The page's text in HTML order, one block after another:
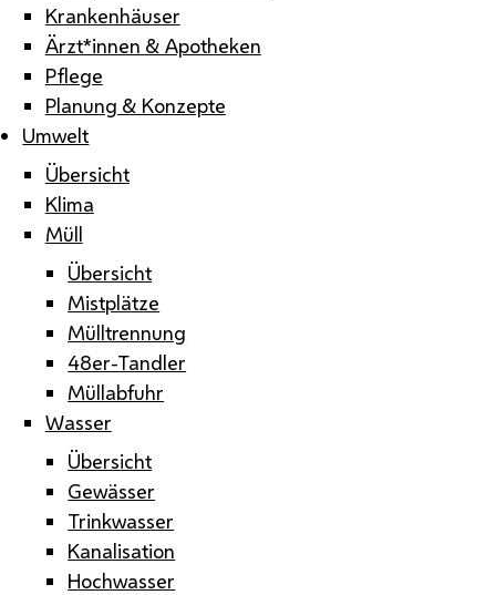
Krankenhäuser
Ärzt*innen & Apotheken
Pflege
Planung & Konzepte
Umwelt
Übersicht
Klima
Müll
Übersicht
Mistplätze
Mülltrennung
48er-Tandler
Müllabfuhr
Wasser
Übersicht
Gewässer
Trinkwasser
Kanalisation
Hochwasser